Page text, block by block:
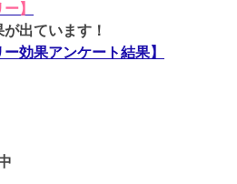
】
出ています！
効果アンケート結果】